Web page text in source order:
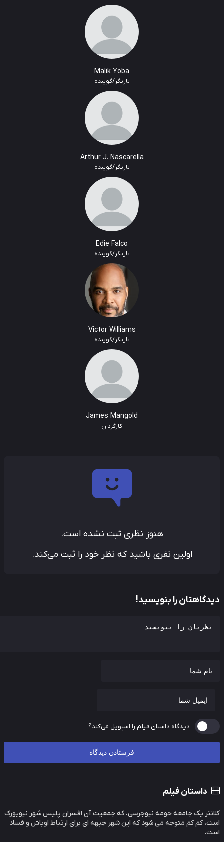
Malik Yoba
بازیگر/گوینده
Arthur J. Nascarella
بازیگر/گوینده
Edie Falco
بازیگر/گوینده
Victor Williams
بازیگر/گوینده
James Mangold
کارگردان
هنوز نظری ثبت نشده است.
اولین نفری باشید که نظر خود را ثبت می‌کند.
را بنویسید!
دیدگاه داستان فیلم را اسپویل می‌کند؟
داستان فیلم
یک جامعه حومه نیوجرسی، که جمعیت آن افسران پلیس شهر نیویورک
کم کم متوجه می شود که این شهر جبهه ای برای ارتباط اوباش و فساد